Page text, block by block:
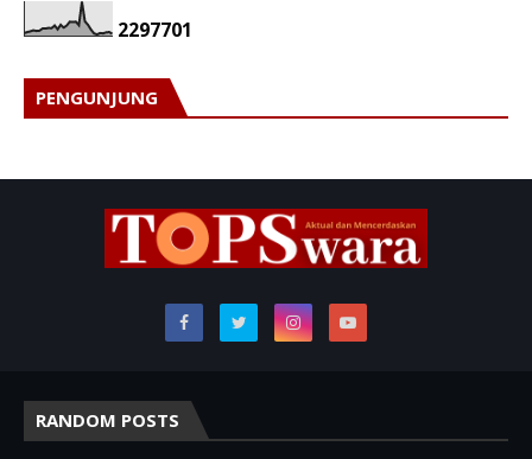
2297701
PENGUNJUNG
RANDOM POSTS